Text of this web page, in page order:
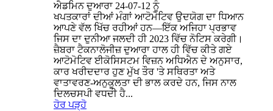
ਐਡਮਿਨ ਦੁਆਰਾ 24-07-12 ਨੂੰ
ਖਪਤਕਾਰਾਂ ਦੀਆਂ ਮੰਗਾਂ ਆਟੋਮੋਟਿਵ ਉਦਯੋਗ ਦਾ ਧਿਆਨ
ਆਪਣੇ ਵੱਲ ਖਿੱਚ ਰਹੀਆਂ ਹਨ—ਇੱਕ ਅਜਿਹਾ ਪ੍ਰਭਾਵ
ਜਿਸ ਦਾ ਦੁਨੀਆ ਜਲਦੀ ਹੀ 2023 ਵਿੱਚ ਨੋਟਿਸ ਕਰੇਗੀ।
ਜ਼ੈਬਰਾ ਟੈਕਨਾਲੋਜੀਜ਼ ਦੁਆਰਾ ਹਾਲ ਹੀ ਵਿੱਚ ਕੀਤੇ ਗਏ
ਆਟੋਮੋਟਿਵ ਈਕੋਸਿਸਟਮ ਵਿਜ਼ਨ ਅਧਿਐਨ ਦੇ ਅਨੁਸਾਰ,
ਕਾਰ ਖਰੀਦਦਾਰ ਹੁਣ ਮੁੱਖ ਤੌਰ 'ਤੇ ਸਥਿਰਤਾ ਅਤੇ
ਵਾਤਾਵਰਣ-ਅਨੁਕੂਲਤਾ ਦੀ ਭਾਲ ਕਰਦੇ ਹਨ, ਜਿਸ ਨਾਲ
ਦਿਲਚਸਪੀ ਵਧਦੀ ਹੈ...
ਹੋਰ ਪੜ੍ਹੋ